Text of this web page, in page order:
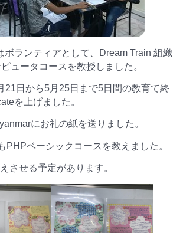
ボランティアとして、Dream Train 組織
ュータコースを教授しました。
21日から5月25日まで5日間の教育て終
を上げました。
にお礼の紙を送りました。
PHPベーシックコースを教えました。
させる予定があります。